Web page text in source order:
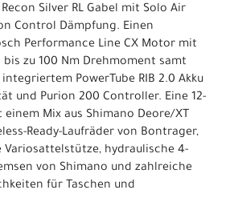
Silver RL Gabel mit Solo Air
Control Dämpfung. Einen
Performance Line CX Motor mit
bis zu 100 Nm Drehmoment samt
PowerTube RIB 2.0 Akku
und Purion 200 Controller. Eine 12-
Mix aus Shimano Deore/XT
Ready-Laufräder von Bontrager,
Variosattelstütze, hydraulische 4-
von Shimano und zahlreiche
für Taschen und